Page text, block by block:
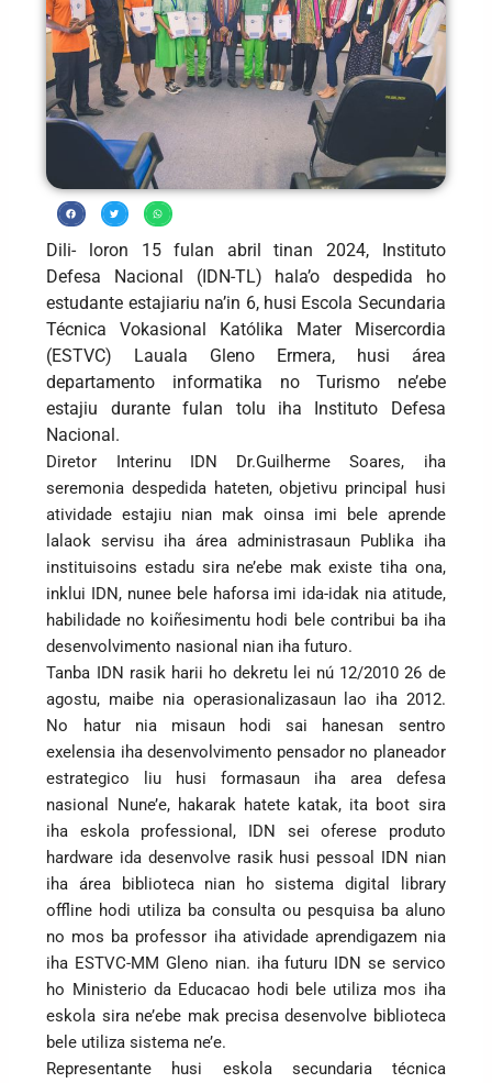
Dili- loron 15 fulan abril tinan 2024, Instituto
Defesa Nacional (IDN-TL) hala’o despedida ho
estudante estajiariu na’in 6, husi Escola Secundaria
Técnica Vokasional Katólika Mater Misercordia
(ESTVC) Lauala Gleno Ermera, husi área
departamento informatika no Turismo ne’ebe
estajiu durante fulan tolu iha Instituto Defesa
Nacional.
Diretor Interinu IDN Dr.Guilherme Soares, iha
seremonia despedida hateten, objetivu principal husi
atividade estajiu nian mak oinsa imi bele aprende
lalaok servisu iha área administrasaun Publika iha
instituisoins estadu sira ne’ebe mak existe tiha ona,
inklui IDN, nunee bele haforsa imi ida-idak nia atitude,
habilidade no koiñesimentu hodi bele contribui ba iha
desenvolvimento nasional nian iha futuro.
Tanba IDN rasik harii ho dekretu lei nú 12/2010 26 de
agostu, maibe nia operasionalizasaun lao iha 2012.
No hatur nia misaun hodi sai hanesan sentro
exelensia iha desenvolvimento pensador no planeador
estrategico liu husi formasaun iha area defesa
nasional Nune’e, hakarak hatete katak, ita boot sira
iha eskola professional, IDN sei oferese produto
hardware ida desenvolve rasik husi pessoal IDN nian
iha área biblioteca nian ho sistema digital library
offline hodi utiliza ba consulta ou pesquisa ba aluno
no mos ba professor iha atividade aprendigazem nia
iha ESTVC-MM Gleno nian. iha futuru IDN se servico
ho Ministerio da Educacao hodi bele utiliza mos iha
eskola sira ne’ebe mak precisa desenvolve biblioteca
bele utiliza sistema ne’e.
Representante husi eskola secundaria técnica